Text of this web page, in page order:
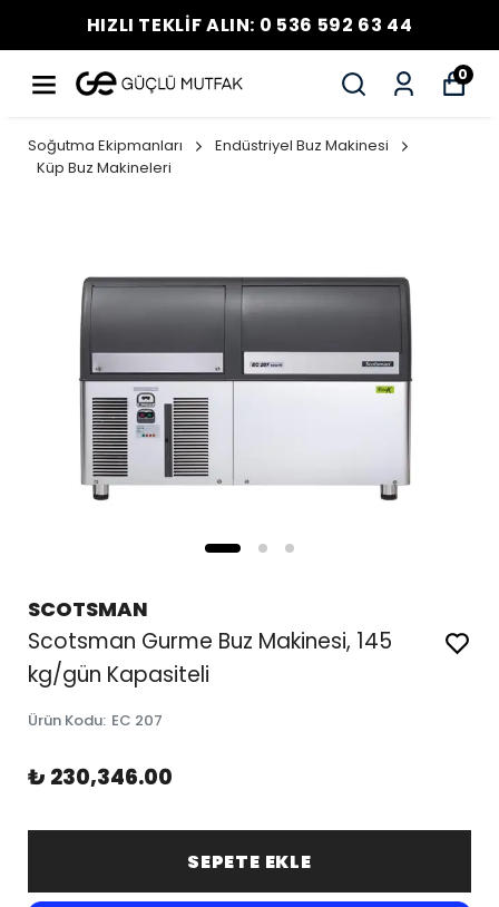
HIZLI TEKLİF ALIN: 0 536 592 63 44
0
Soğutma Ekipmanları
Endüstriyel Buz Makinesi
Küp Buz Makineleri
SCOTSMAN
Scotsman Gurme Buz Makinesi, 145
kg/gün Kapasiteli
Ürün Kodu: EC 207
₺ 230,346.00
SEPETE EKLE